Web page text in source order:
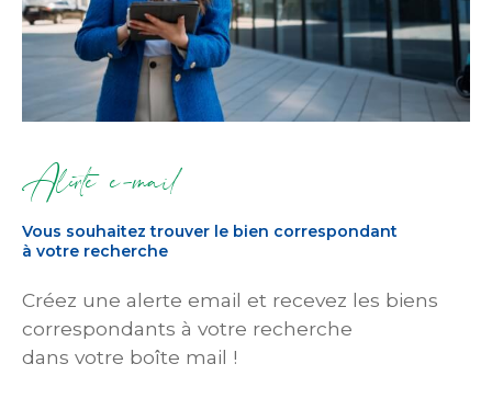
Alerte e-mail
Vous souhaitez trouver le bien correspondant
à votre recherche
Créez une alerte email et recevez les biens
correspondants à votre recherche
dans votre boîte mail !